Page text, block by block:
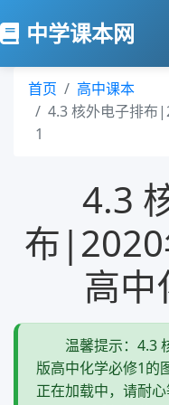
中学课本网
首页
高中课本
4.3 核外电子排布
1
4.3
布|2020
高中
温馨提示：4.3
版高中化学必修1的
正在加载中，请耐